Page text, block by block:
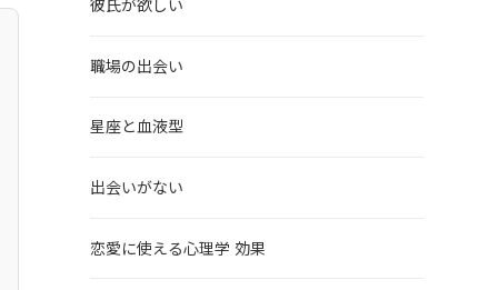
彼氏が欲しい
職場の出会い
星座と血液型
出会いがない
恋愛に使える心理学 効果